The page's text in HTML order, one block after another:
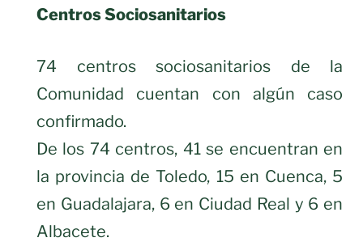
Centros Sociosanitarios
74 centros sociosanitarios de la
Comunidad cuentan con algún caso
confirmado.
De los 74 centros, 41 se encuentran en
la provincia de Toledo, 15 en Cuenca, 5
en Guadalajara, 6 en Ciudad Real y 6 en
Albacete.